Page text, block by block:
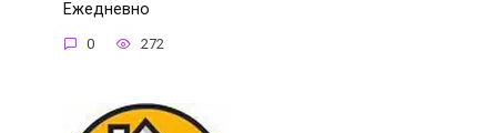
Ежедневно
0 272